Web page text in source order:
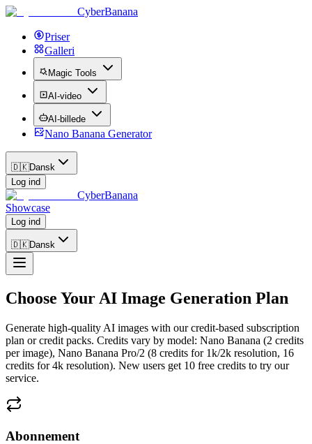
CyberBanana
Priser
Galleri
Magic Tools
AI-video
AI-billede
Nano Banana Generator
🇩🇰Dansk
Log ind
CyberBanana
Showcase
Log ind
🇩🇰Dansk
Choose Your AI Image Generation Plan
Generate high-quality AI images with our credit-based subscription
plan or credit packs. Credits vary by model: Nano Banana (2 credits
per image), Nano Banana Pro/2 (8 credits for 1k/2k resolution, 16
credits for 4k resolution). New users get 10 free credits to try our
service.
Abonnement